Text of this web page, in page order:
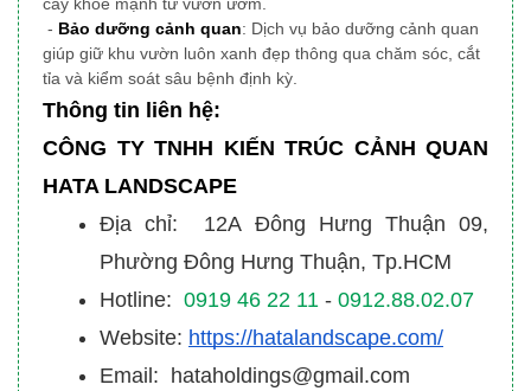
- Bảo dưỡng cảnh quan: Dịch vụ bảo dưỡng cảnh quan
giúp giữ khu vườn luôn xanh đẹp thông qua chăm sóc, cắt
tỉa và kiểm soát sâu bệnh định kỳ.
Thông tin liên hệ:
CÔNG TY TNHH KIẾN TRÚC CẢNH QUAN
HATA LANDSCAPE
Địa chỉ: 12A Đông Hưng Thuận 09,
Phường Đông Hưng Thuận, Tp.HCM
Hotline: 0919 46 22 11 - 0912.88.02.07
Website: https://hatalandscape.com/
Email: hataholdings@gmail.com